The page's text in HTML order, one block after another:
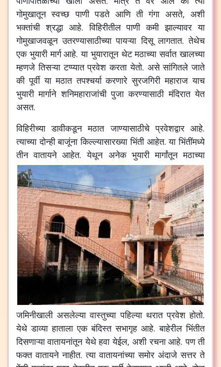
गोमुखातून स्वच्छ पाणी पडते आणि ती गंगा असते, अशी
भक्तांची श्रद्धा आहे.विहिरीतील पाणी कमी झाल्यावर या
गोमुखाजवळून उतरण्यासाठीच्या पायऱ्या दिसू लागतात.तेथेच
एक भुयारी मार्ग आहे.या भुयारातून थेट मठाच्या सर्वात खालच्या
म्हणजे तिसऱ्या टप्प्यात प्रवेश करता येतो. असे सांगितले जाते
की पूर्वी या मठात तपश्चर्या करणारे सुरजगिरी महाराज याच
भुयारी मार्गाने शनिमहाराजांची पुजा करण्यासाठी मंदिरात येत
असत.
विहिरीच्या डावीकडून मठात जाण्यासाठीचे प्रवेशद्वार आहे.
त्याच्या दोन्ही बाजूंना किल्ल्यासारख्या भिंती आहेत.या भिंतींमध्ये
तीन वातायने आहेत.येथून अनेक भुयारी मार्गांतून मठाच्या
जमिनीखाली असलेल्या वास्तुच्या पहिल्या थरात प्रवेश होतो.
येथे डाव्या हाताला एक बंदिस्त सभागृह आहे.बाहेरील भिंतीत
दिसणाऱ्या वातायनांतून येथे हवा येईल,अशी रचना आहे.पण ती
फक्त वातायने नाहीत.त्या वातायनांच्या समोर अंदाजे सत्तर ते